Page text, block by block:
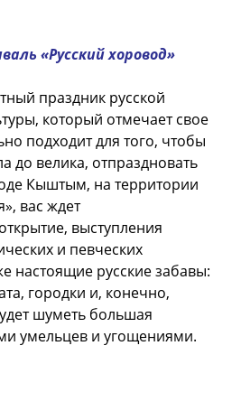
«Русский хоровод»
праздник русской
который отмечает свое
подходит для того, чтобы
до велика, отпраздновать
Кыштым, на территории
вас ждет
выступления
и певческих
настоящие русские забавы:
городки и, конечно,
шуметь большая
умельцев и угощениями.